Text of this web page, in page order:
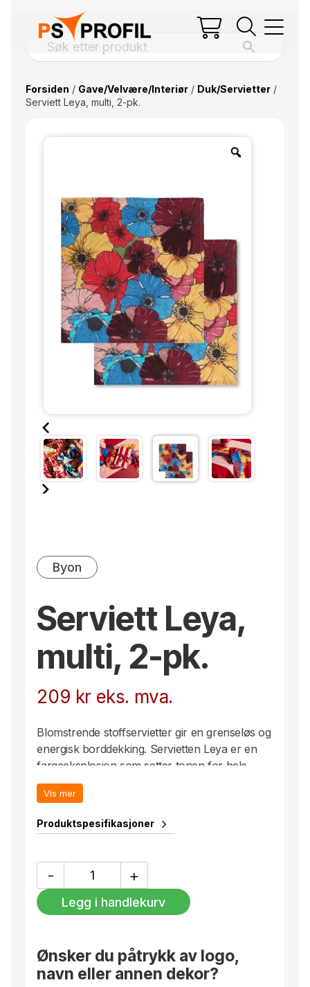
Forsiden / Gave/Velvære/Interiør/ Duk/Servietter/
Serviett Leya, multi, 2-pk.
Byon
Serviett Leya,
multi, 2-pk.
209 kr eks. mva.
Blomstrende stoffservietter gir en grenseløs og
energisk borddekking. Servietten Leya er en
fargeeksplosjon som setter tonen for hele
borddekkingen. Blander du i tillegg med
servietter eller duker som har striper eller
sertifisert økologisk bomull. Kommer i en 2-
Vis mer
Produktspesifikasjoner
-
Leya,
multi,
2-
+
Legg i handlekurv
Ønsker du påtrykk av logo,
navn eller annen dekor?